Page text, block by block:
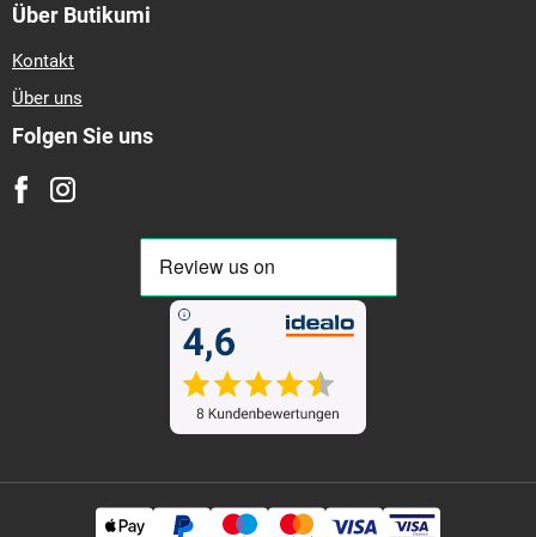
Über Butikumi
Kontakt
Über uns
Folgen Sie uns